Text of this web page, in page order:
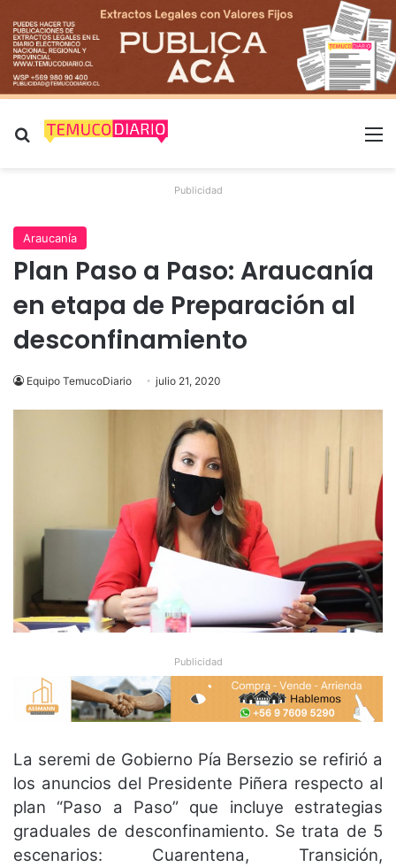
Buscar por
Publicidad
Araucanía
Plan Paso a Paso: Araucanía
en etapa de Preparación al
desconfinamiento
Equipo TemucoDiario julio 21, 2020
Publicidad
La seremi de Gobierno Pía Bersezio se refirió a
los anuncios del Presidente Piñera respecto al
plan “Paso a Paso” que incluye estrategias
graduales de desconfinamiento. Se trata de 5
escenarios: Cuarentena, Transición,